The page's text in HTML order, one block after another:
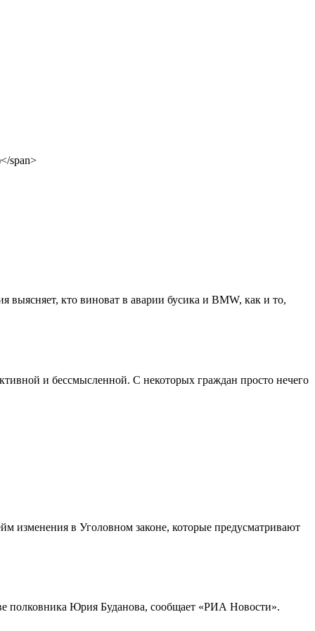
выясняет, кто виноват в аварии бусика и BMW, как и то,
и бессмысленной. С некоторых граждан просто нечего
изменения в Уголовном законе, которые предусматривают
полковника Юрия Буданова, сообщает «РИА Новости».